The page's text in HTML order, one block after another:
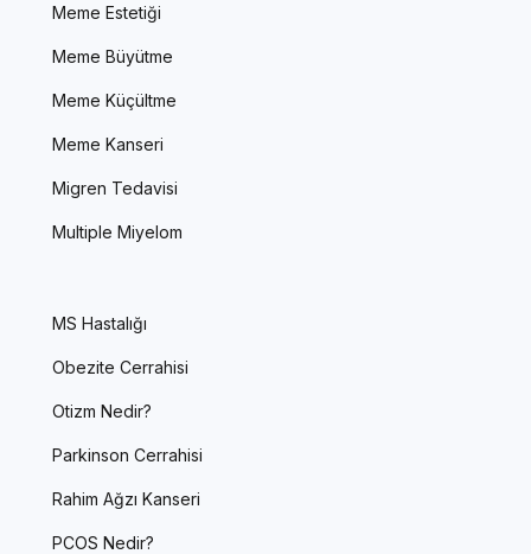
Meme Estetiği
Meme Büyütme
Meme Küçültme
Meme Kanseri
Migren Tedavisi
Multiple Miyelom
MS Hastalığı
Obezite Cerrahisi
Otizm Nedir?
Parkinson Cerrahisi
Rahim Ağzı Kanseri
PCOS Nedir?